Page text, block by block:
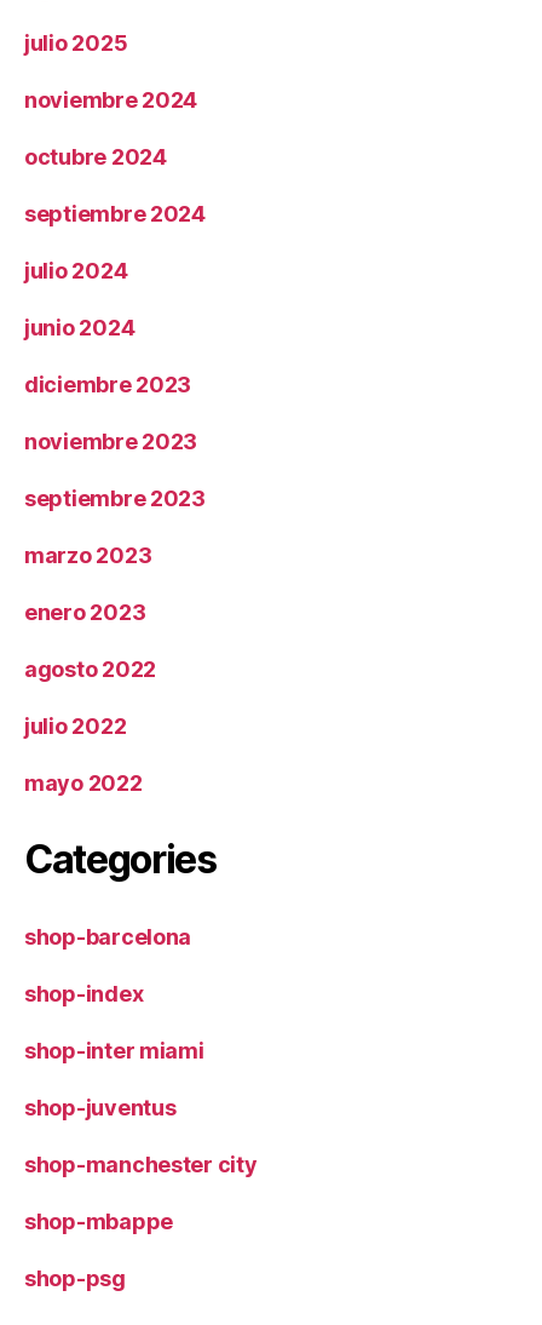
julio 2025
noviembre 2024
octubre 2024
septiembre 2024
julio 2024
junio 2024
diciembre 2023
noviembre 2023
septiembre 2023
marzo 2023
enero 2023
agosto 2022
julio 2022
mayo 2022
Categories
shop-barcelona
shop-index
shop-inter miami
shop-juventus
shop-manchester city
shop-mbappe
shop-psg